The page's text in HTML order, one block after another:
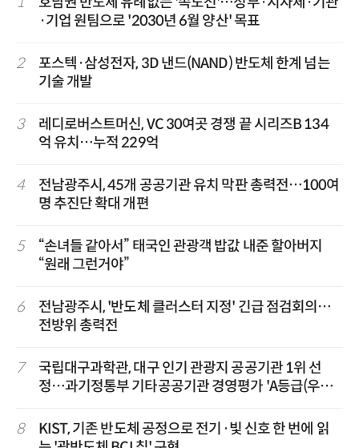
·기업 원팀으로 '2030년 6월 양산' 목표
2
포스텍·삼성전자, 3D 낸드(NAND) 반도체 한계 넘는
기술 개발
3
레디로버스트머신, VC 30여곳 경쟁 끝 시리즈B 134
억 유치…누적 229억
4
전남광주시, 45개 공공기관 유치 막판 총력전…100여
명 추진단 확대 개편
5
“손녀들 같아서” 태국인 관광객 밥값 내준 할아버지
“원래 그런거야”
6
전남광주시, '반도체 클러스터 지정' 긴급 점검회의…
전방위 총력전
7
국립대구과학관, 대구 인기 관광지 공공기관 1위 선
정…과기정통부 기타공공기관 경영평가 'A등급(우수)'
8
KIST, 기존 반도체 공정으로 전기·빛 신호 한 번에 읽